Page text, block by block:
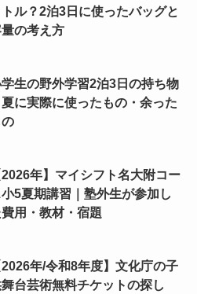
トル？2泊3日に使ったバッグと
の考え方
生の野外学習2泊3日の持ち物
夏に実際に使ったもの・余った
の
2026年】マイシフト名大附コー
小5夏期講習｜塾外生が参加し
用・教材・宿題
2026年/令和8年度】文化庁の子
台芸術無料チケットの探し